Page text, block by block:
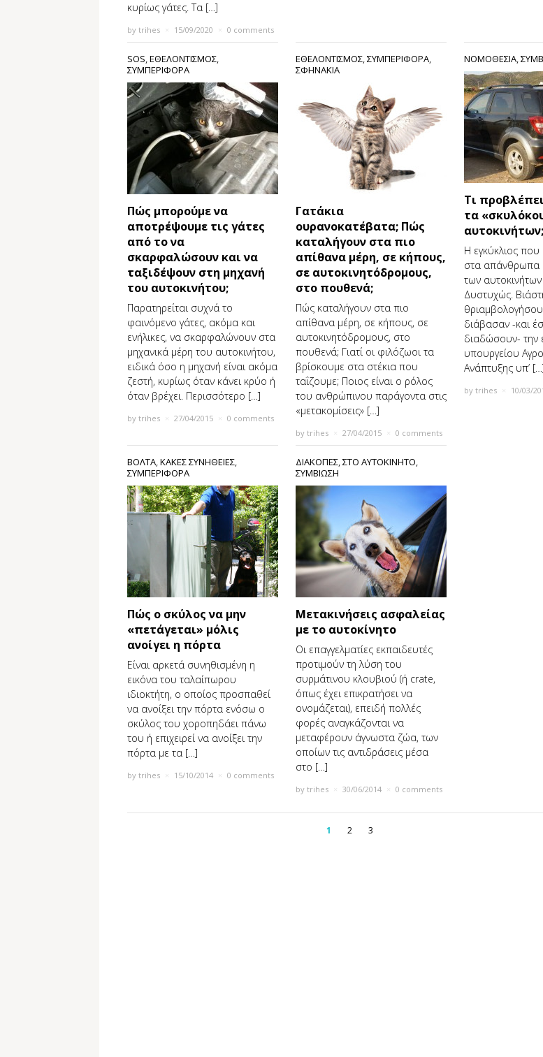
κυρίως γάτες. Τα […]
by trihes 15/09/2020 0 comments
SOS,ΕΘΕΛΟΝΤΙΣΜΟΣ,
ΣΥΜΠΕΡΙΦΟΡΑ
Πώς μπορούμε να
αποτρέψουμε τις γάτες
από το να
σκαρφαλώσουν και να
ταξιδέψουν στη μηχανή
του αυτοκινήτου;
Παρατηρείται συχνά το
φαινόμενο γάτες, ακόμα και
ενήλικες, να σκαρφαλώνουν στα
μηχανικά μέρη του αυτοκινήτου,
ειδικά όσο η μηχανή είναι ακόμα
ζεστή, κυρίως όταν κάνει κρύο ή
όταν βρέχει. Περισσότερο […]
by trihes 27/04/2015 0 comments
ΕΘΕΛΟΝΤΙΣΜΟΣ,ΣΥΜΠΕΡΙΦΟΡΑ,
ΣΦΗΝΑΚΙΑ
Γατάκια
ουρανοκατέβατα; Πώς
καταλήγουν στα πιο
απίθανα μέρη, σε κήπους,
σε αυτοκινητόδρομους,
στο πουθενά;
Πώς καταλήγουν στα πιο
απίθανα μέρη, σε κήπους, σε
αυτοκινητόδρομους, στο
πουθενά; Γιατί οι φιλόζωοι τα
βρίσκουμε στα στέκια που
ταΐζουμε; Ποιος είναι ο ρόλος
του ανθρώπινου παράγοντα στις
«μετακομίσεις» […]
by trihes 27/04/2015 0 comments
ΝΟΜΟΘΕΣΙΑ,
Τι
τα
αυτοκινήτων;
Η εγκύκλιος
στα απάνθρωπα
των
Δυστυχώς.
διάβασαν -και
διαδώσουν- την
υπουργείου
Ανάπτυξης υπ’
by trihes 10/03/
ΒΟΛΤΑ,ΚΑΚΕΣ ΣΥΝΗΘΕΙΕΣ,
ΣΥΜΠΕΡΙΦΟΡΑ
Πώς ο σκύλος να μην
«πετάγεται» μόλις
ανοίγει η πόρτα
Είναι αρκετά συνηθισμένη η
εικόνα του ταλαίπωρου
ιδιοκτήτη, ο οποίος προσπαθεί
να ανοίξει την πόρτα ενόσω ο
σκύλος του χοροπηδάει πάνω
του ή επιχειρεί να ανοίξει την
πόρτα με τα […]
by trihes 15/10/2014 0 comments
ΔΙΑΚΟΠΕΣ,ΣΤΟ ΑΥΤΟΚΙΝΗΤΟ,
ΣΥΜΒΙΩΣΗ
Μετακινήσεις ασφαλείας
με το αυτοκίνητο
Οι επαγγελματίες εκπαιδευτές
προτιμούν τη λύση του
συρμάτινου κλουβιού (ή crate,
όπως έχει επικρατήσει να
ονομάζεται), επειδή πολλές
φορές αναγκάζονται να
μεταφέρουν άγνωστα ζώα, των
οποίων τις αντιδράσεις μέσα
στο […]
by trihes 30/06/2014 0 comments
1 2 3